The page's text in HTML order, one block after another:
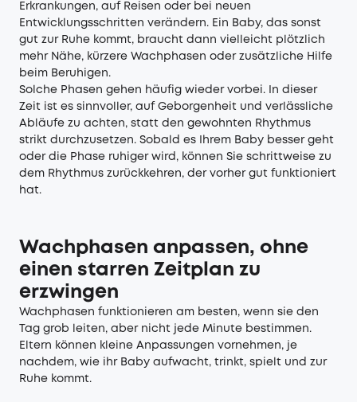
Erkrankungen, auf Reisen oder bei neuen
Entwicklungsschritten verändern. Ein Baby, das sonst
gut zur Ruhe kommt, braucht dann vielleicht plötzlich
mehr Nähe, kürzere Wachphasen oder zusätzliche Hilfe
beim Beruhigen.
Solche Phasen gehen häufig wieder vorbei. In dieser
Zeit ist es sinnvoller, auf Geborgenheit und verlässliche
Abläufe zu achten, statt den gewohnten Rhythmus
strikt durchzusetzen. Sobald es Ihrem Baby besser geht
oder die Phase ruhiger wird, können Sie schrittweise zu
dem Rhythmus zurückkehren, der vorher gut funktioniert
hat.
Wachphasen anpassen, ohne
einen starren Zeitplan zu
erzwingen
Wachphasen funktionieren am besten, wenn sie den
Tag grob leiten, aber nicht jede Minute bestimmen.
Eltern können kleine Anpassungen vornehmen, je
nachdem, wie ihr Baby aufwacht, trinkt, spielt und zur
Ruhe kommt.